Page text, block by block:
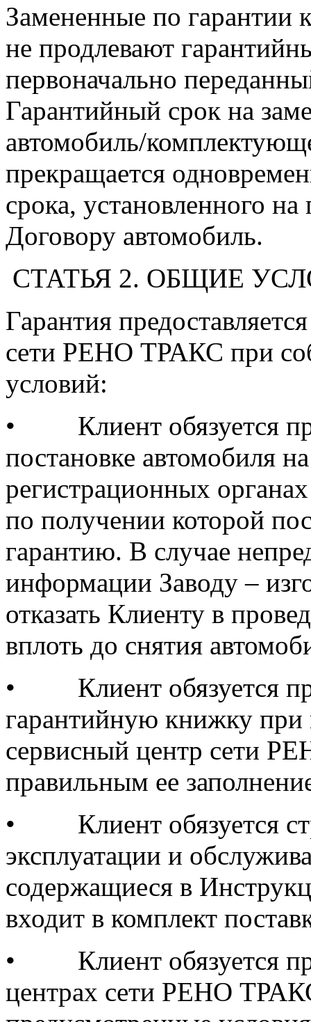
Замененные по гарантии
не продлевают
первоначально
Гарантийный срок на
автомобиль/
прекращается
срока, установленного
Договору автомобиль.
СТАТЬЯ 2. ОБЩИЕ
Гарантия
сети РЕНО ТРАКС при
условий:
•
Клиент обязуется
постановке автомобиля
регистрационных
по получении которой
гарантию. В случае
информации Заводу –
отказать Клиенту в
вплоть до снятия
•
Клиент обязуется
гарантийную книжку при
сервисный центр сети
правильным ее
•
Клиент обязуется
эксплуатации и
содержащиеся в
входит в комплект
•
Клиент обязуется
центрах сети РЕНО